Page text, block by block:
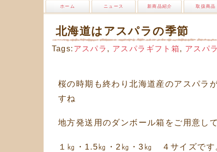
ホーム ニュース 新商品紹介 取扱商品
北海道はアスパラの季節
Tags: アスパラ , アスパラギフト箱, アスパ
桜の時期も終わり北海道産のアスパラ
すね
地方発送用のダンボール箱をご用意し
１㎏・1.5㎏・2㎏・3㎏ ４サイズです